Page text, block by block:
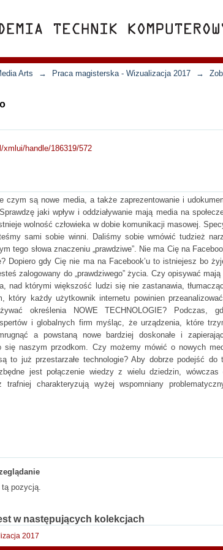
Arts → Praca magisterska - Wizualizacja 2017 →
handle/186319/572
czym są nowe media, a także zaprezentowanie i
jaki wpływ i oddziaływanie mają media na
wolność człowieka w dobie komunikacji masowej.
sami sobie winni. Daliśmy sobie wmówić tudzież
tego słowa znaczeniu „prawdziwe”. Nie ma Cię na
Dopiero gdy Cię nie ma na Facebook’u to istniejesz bo
zalogowany do „prawdziwego” życia. Czy opisywać mają
nad którymi większość ludzi się nie zastanawia,
który każdy użytkownik internetu powinien
określenia NOWE TECHNOLOGIE? Podczas,
i globalnych firm myśląc, że urządzenia, które
a powstaną nowe bardziej doskonałe i
się naszym przodkom. Czy możemy mówić o nowych
to już przestarzałe technologie? Aby dobrze podejść do
jest połączenie wiedzy z wielu dziedzin,
trafniej charakteryzują wyżej wspomniany
tą pozycją.
w następujących kolekcjach
2017